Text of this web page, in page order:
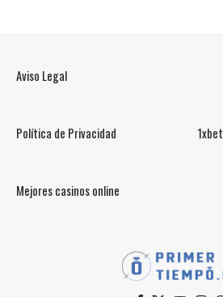
Aviso Legal
Política de Privacidad 1xbet
Mejores casinos online